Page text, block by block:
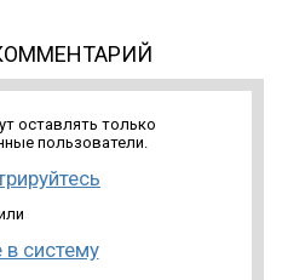
оставлять только
пользователи.
в систему